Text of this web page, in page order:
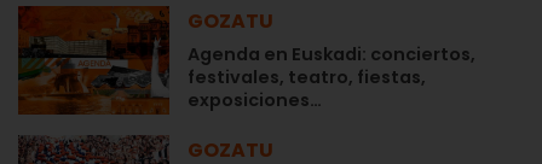
GOZATU
Agenda en Euskadi: conciertos,
festivales, teatro, fiestas,
exposiciones…
GOZATU